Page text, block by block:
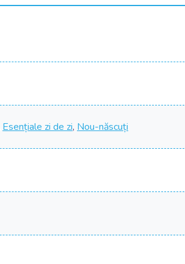
Esențiale zi de zi, Nou-născuți